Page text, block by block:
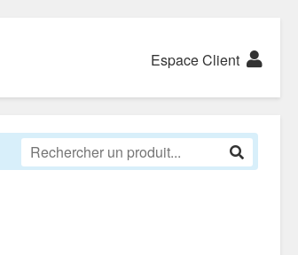
Espace Client